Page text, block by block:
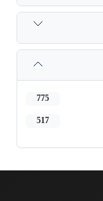
775
517